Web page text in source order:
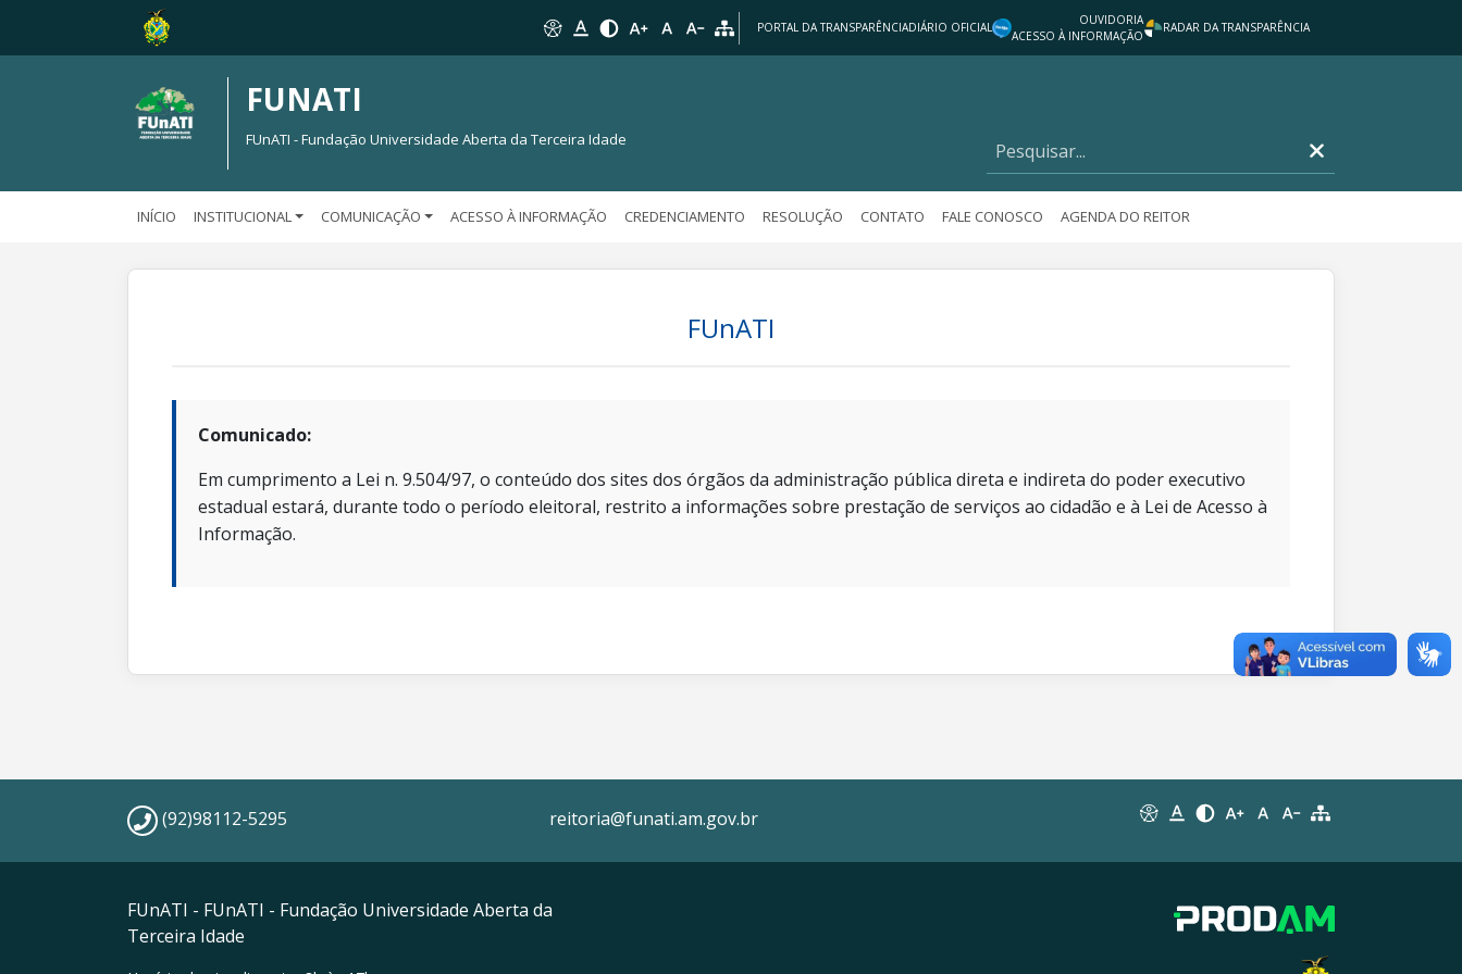
PORTAL DA TRANSPARÊNCIADIÁRIO OFICIAL
OUVIDORIA
ACESSO À INFORMAÇÃO
RADAR DA TRANSPARÊNCIA
FUNATI
FUnATI - Fundação Universidade Aberta da Terceira Idade
INÍCIO INSTITUCIONAL COMUNICAÇÃO ACESSO À INFORMAÇÃO CREDENCIAMENTO RESOLUÇÃO CONTATO FALE CONOSCO AGENDA DO REITOR
FUnATI
Comunicado:
Em cumprimento a Lei n. 9.504/97, o conteúdo dos sites dos órgãos da administração pública direta e indireta do poder executivo
estadual estará, durante todo o período eleitoral, restrito a informações sobre prestação de serviços ao cidadão e à Lei de Acesso à
Informação.
(92)98112-5295 reitoria@funati.am.gov.br
FUnATI - FUnATI - Fundação Universidade Aberta da
Terceira Idade